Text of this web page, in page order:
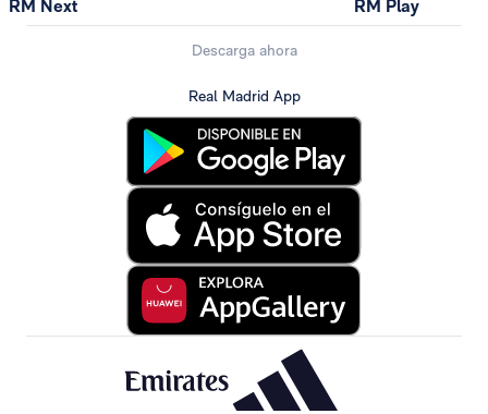
RM Next RM Play
Descarga ahora
Real Madrid App